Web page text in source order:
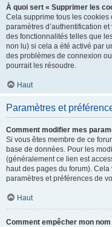
À quoi sert « Supprimer les
Cela supprime tous les
paramètres d’authentification
des fonctionnalités telles que
non lu) si cela a été activé par
des problèmes de connexion
pourrait les résoudre.
Haut
Paramètres et
Comment modifier mes
Si vous êtes membre de ce
base de données. Pour les
(généralement ce lien est
haut des pages du forum).
paramètres et préférences de
Haut
Comment empêcher mon